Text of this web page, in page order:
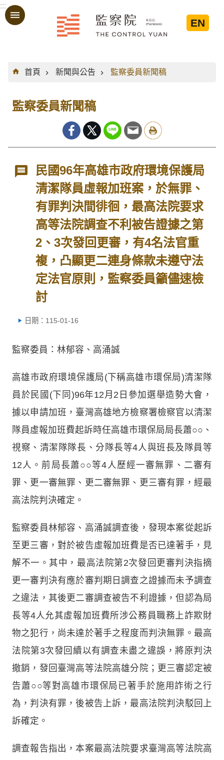
跳到主要內容區塊
:::
EN
:::
首頁
新聞與公告 監察委員新聞稿
監察委員新聞稿
民國96年高雄市政府環境保護局
清潔隊員虛報加班案，於無罪、
有罪判決間徘徊，最高法院要求
高等法院調查不利被告證據之第
2、3次發回更審，有4名法官重
複，凸顯更二連身條款未遵守法
定法官原則，監察委員籲儘速檢
討
日期：115-01-16
監察委員：林郁容、高涌誠
高雄市政府環境保護局(下稱高雄市環保局)清潔隊
員於民國(下同)96年12月2日參加選舉造勢大會，
據以申請加班，臺灣高雄地方檢察署檢察官以清潔
隊員虛報加班費起訴時任高雄市環保局局長蕭○○、
視察、清潔隊隊長、分隊長等4人與班長及隊員等
12人。前局長蕭○○等4人歷經一審無罪、二審有
罪、更一審無罪、更二審無罪、更三審有罪，經最
高法院判決確定。
監察委員林郁容、高涌誠調查後，發現本案從起訴
至更三審，對於被告虛報加班費是否已達著手，見
解不一。其中，最高法院第2次發回更審判決指摘
更一審判決有應於審判期日調查之證據而未予調查
之違法，其後更二審調查被告不利證據，但認為局
長等4人允其虛報加班費所涉公務員職務上詐欺財
物之犯行，尚未達於著手之程度而判決無罪。最高
法院第3次發回續以有調查未盡之違誤，將原判決
撤銷，發回臺灣高等法院高雄分院；更三審認定被
告蕭○○等對高雄市環保局已著手於施用詐術之行
為，判決有罪，後被告上訴，最高法院判決駁回上
訴確定。
調查報告指出，本案最高法院要求臺灣高等法院高